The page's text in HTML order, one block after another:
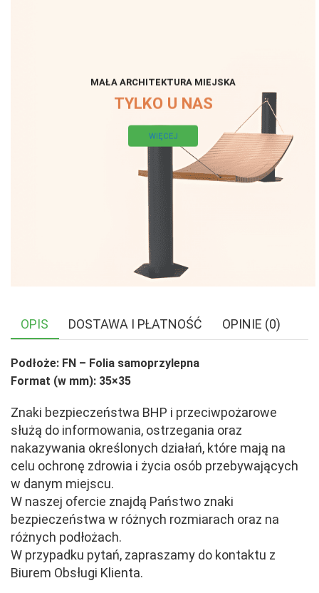
MAŁA ARCHITEKTURA MIEJSKA
TYLKO U NAS
WIĘCEJ
OPIS DOSTAWA I PŁATNOŚĆ OPINIE (0)
Podłoże: FN – Folia samoprzylepna
Format (w mm): 35×35
Znaki bezpieczeństwa BHP i przeciwpożarowe
służą do informowania, ostrzegania oraz
nakazywania określonych działań, które mają na
celu ochronę zdrowia i życia osób przebywających
w danym miejscu.
W naszej ofercie znajdą Państwo znaki
bezpieczeństwa w różnych rozmiarach oraz na
różnych podłożach.
W przypadku pytań, zapraszamy do kontaktu z
Biurem Obsługi Klienta.